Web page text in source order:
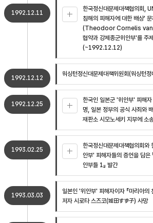
1992.12.11
한국정신대문제대책협의회,
침해의 피해자에 대한 배상'
(Theodoor Cornelis van
협약과 강제종군위안부'를 주
(~1992.12.12)
1992.12.12
워싱턴정신대문제대책위원회(워싱턴
1992.12.25
한국인 일본군 '위안부' 피해
명, 일본 정부의 공식 사죄와
재판소 시모노세키 지부에 소
1993.02.25
한국정신대문제대책협의회와
안부' 피해자들의 증언을 담은
안부들 1』 발간
1993.03.03
일본인 '위안부' 피해자이자 『마리아
저자 시로타 스즈코(城田すず子) 사망